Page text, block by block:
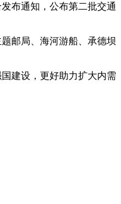
布通知，公布第二批交通
邮局、海河游船、承德坝
建设，更好助力扩大内需